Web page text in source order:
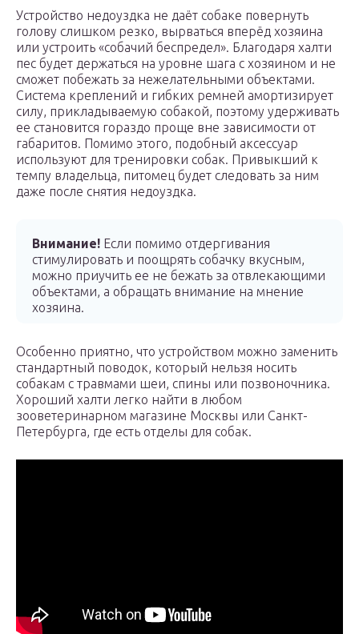
Устройство недоуздка не даёт собаке повернуть
голову слишком резко, вырваться вперёд хозяина
или устроить «собачий беспредел». Благодаря халти
пес будет держаться на уровне шага с хозяином и не
сможет побежать за нежелательными объектами.
Система креплений и гибких ремней амортизирует
силу, прикладываемую собакой, поэтому удерживать
ее становится гораздо проще вне зависимости от
габаритов. Помимо этого, подобный аксессуар
используют для тренировки собак. Привыкший к
темпу владельца, питомец будет следовать за ним
даже после снятия недоуздка.
Внимание! Если помимо отдергивания
стимулировать и поощрять собачку вкусным,
можно приучить ее не бежать за отвлекающими
объектами, а обращать внимание на мнение
хозяина.
Особенно приятно, что устройством можно заменить
стандартный поводок, который нельзя носить
собакам с травмами шеи, спины или позвоночника.
Хороший халти легко найти в любом
зооветеринарном магазине Москвы или Санкт-
Петербурга, где есть отделы для собак.